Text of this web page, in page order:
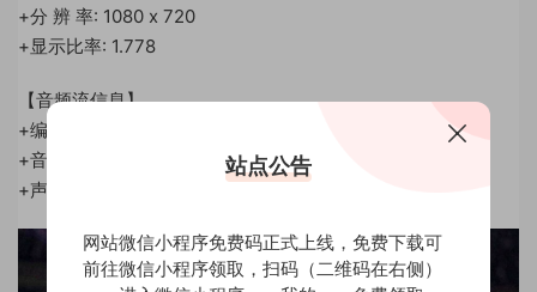
+分 辨 率: 1080 x 720
+显示比率: 1.778
【音频流信息】
+编码格式: MPAL3
+音频码率: 320 kbps
+声 道 数: 2 channel
站点公告
网站微信小程序免费码正式上线，免费下载可
前往微信小程序领取，扫码（二维码在右侧）